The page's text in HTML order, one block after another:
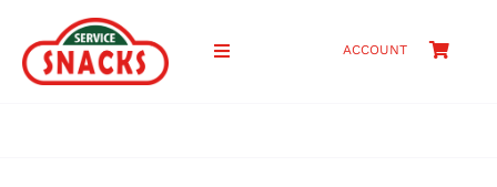
naar
inhoud
Toggle
ACCOUNT